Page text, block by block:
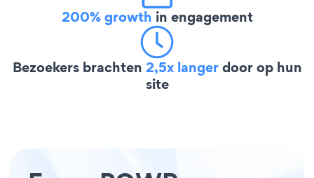
200% growth in engagement
Bezoekers brachten 2,5x langerdoor op hun
site